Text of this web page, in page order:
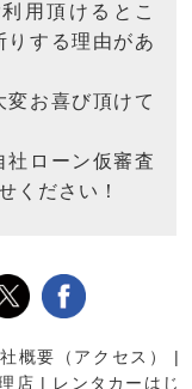
用頂けるとこ
りする理由があ
お喜び頂けて
社ローン仮審査
ください！
概要（アクセス）
|
店 | レンタカーはじ